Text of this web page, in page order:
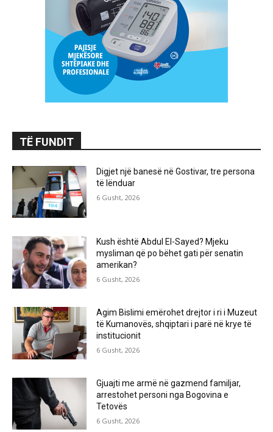
TË FUNDIT
Digjet një banesë në Gostivar, tre persona
të lënduar
6 Gusht, 2026
Kush është Abdul El-Sayed? Mjeku
mysliman që po bëhet gati për senatin
amerikan?
6 Gusht, 2026
Agim Bislimi emërohet drejtor i ri i Muzeut
të Kumanovës, shqiptari i parë në krye të
institucionit
6 Gusht, 2026
Gjuajti me armë në gazmend familjar,
arrestohet personi nga Bogovina e
Tetovës
6 Gusht, 2026